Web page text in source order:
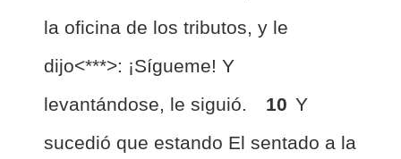
la oficina de los tributos, y le
dijo<***>: ¡Sígueme! Y
levantándose, le siguió.
10 Y
sucedió que estando El sentado a la